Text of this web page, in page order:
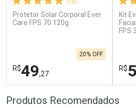
Protetor Solar Corporal Ever
Care FPS 70 120g
R$49,27
20% OFF
FECHAR
FECHAR
Kit
FPS
R$
Produtos Recomendados